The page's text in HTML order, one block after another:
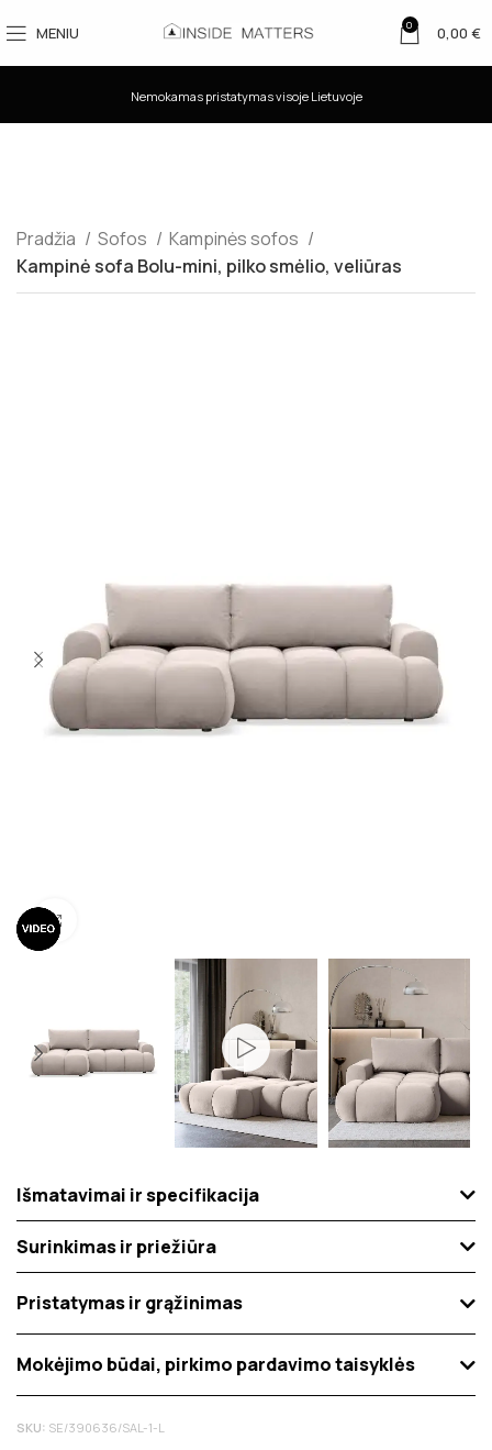
MENIU 0 0,00 €
Nemokamas pristatymas visoje Lietuvoje
Pradžia Sofos
Kampinės sofos
Kampinė sofa Bolu-mini, pilko smėlio, veliūras
Išmatavimai ir specifikacija
Surinkimas ir priežiūra
Pristatymas ir grąžinimas
Mokėjimo būdai, pirkimo pardavimo taisyklės
SKU: SE/390636/SAL-1-L